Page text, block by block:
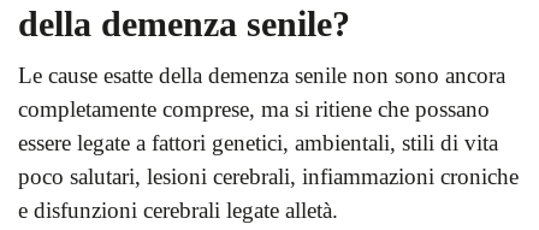
della demenza senile?
Le cause esatte della demenza senile non sono ancora
completamente comprese, ma si ritiene che possano
essere legate a fattori genetici, ambientali, stili di vita
poco salutari, lesioni cerebrali, infiammazioni croniche
e disfunzioni cerebrali legate alletà.